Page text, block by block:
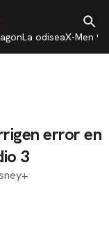
La odiseaX-Men 97
error en
3